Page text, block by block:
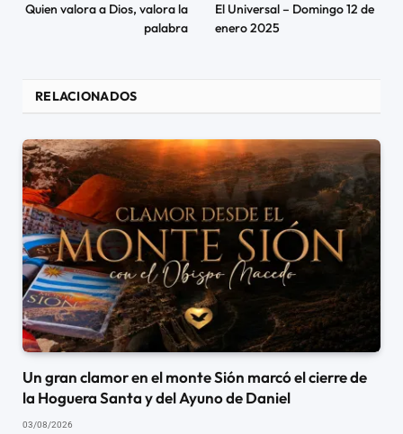
Quien valora a Dios, valora la
palabra
El Universal – Domingo 12 de
enero 2025
RELACIONADOS
Un gran clamor en el monte Sión marcó el cierre de
la Hoguera Santa y del Ayuno de Daniel
03/08/2026